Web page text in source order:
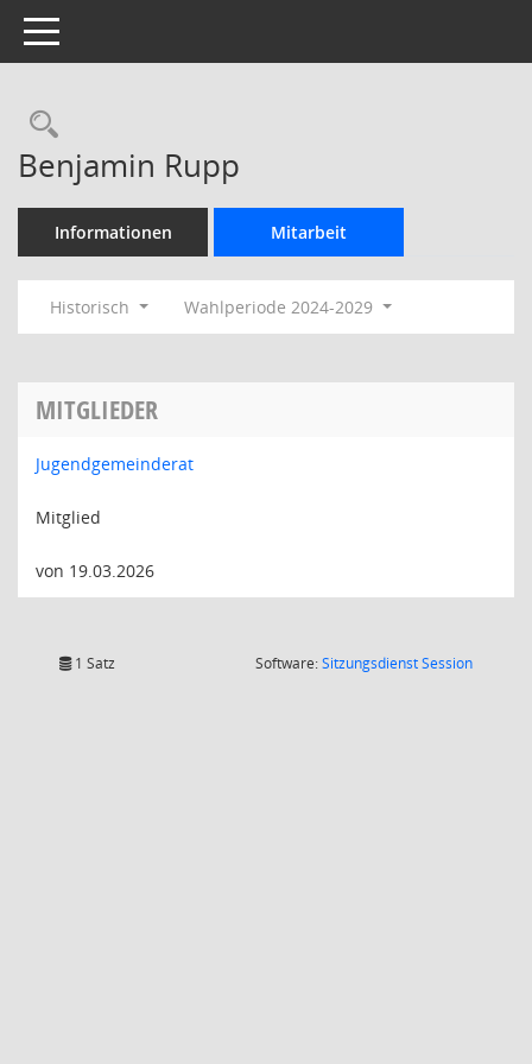
Toggle navigation
Rechercheauswahl
Benjamin Rupp
Informationen Mitarbeit
Historisch Wahlperiode 2024-2029
MITGLIEDER
Jugendgemeinderat
Mitglied
von 19.03.2026
1 Satz Software:SitzungsdienstSession(Wird in